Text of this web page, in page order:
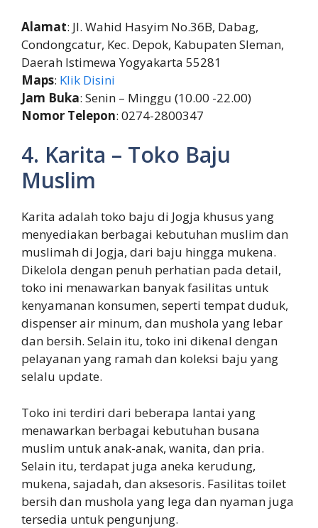
Alamat: Jl. Wahid Hasyim No.36B, Dabag,
Condongcatur, Kec. Depok, Kabupaten Sleman,
Daerah Istimewa Yogyakarta 55281
Maps: Klik Disini
Jam Buka: Senin – Minggu (10.00 -22.00)
Nomor Telepon: 0274-2800347
4. Karita – Toko Baju
Muslim
Karita adalah toko baju di Jogja khusus yang
menyediakan berbagai kebutuhan muslim dan
muslimah di Jogja, dari baju hingga mukena.
Dikelola dengan penuh perhatian pada detail,
toko ini menawarkan banyak fasilitas untuk
kenyamanan konsumen, seperti tempat duduk,
dispenser air minum, dan mushola yang lebar
dan bersih. Selain itu, toko ini dikenal dengan
pelayanan yang ramah dan koleksi baju yang
selalu update.
Toko ini terdiri dari beberapa lantai yang
menawarkan berbagai kebutuhan busana
muslim untuk anak-anak, wanita, dan pria.
Selain itu, terdapat juga aneka kerudung,
mukena, sajadah, dan aksesoris. Fasilitas toilet
bersih dan mushola yang lega dan nyaman juga
tersedia untuk pengunjung.